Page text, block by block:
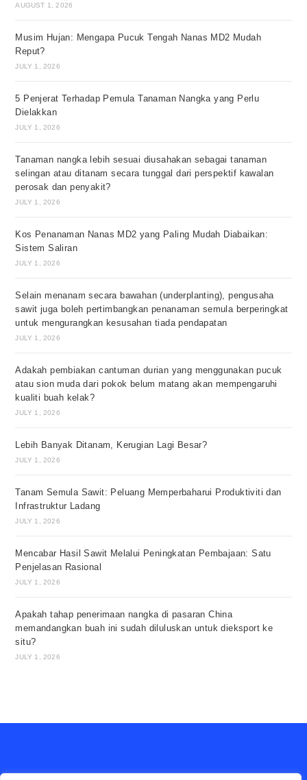
AUGUST 1, 2026
Musim Hujan: Mengapa Pucuk Tengah Nanas MD2 Mudah
Reput?
JULY 1, 2026
5 Penjerat Terhadap Pemula Tanaman Nangka yang Perlu
Dielakkan
JULY 1, 2026
Tanaman nangka lebih sesuai diusahakan sebagai tanaman
selingan atau ditanam secara tunggal dari perspektif kawalan
perosak dan penyakit?
JULY 1, 2026
Kos Penanaman Nanas MD2 yang Paling Mudah Diabaikan:
Sistem Saliran
JULY 1, 2026
Selain menanam secara bawahan (underplanting), pengusaha
sawit juga boleh pertimbangkan penanaman semula berperingkat
untuk mengurangkan kesusahan tiada pendapatan
JULY 1, 2026
Adakah pembiakan cantuman durian yang menggunakan pucuk
atau sion muda dari pokok belum matang akan mempengaruhi
kualiti buah kelak?
JULY 1, 2026
Lebih Banyak Ditanam, Kerugian Lagi Besar?
JULY 1, 2026
Tanam Semula Sawit: Peluang Memperbaharui Produktiviti dan
Infrastruktur Ladang
JULY 1, 2026
Mencabar Hasil Sawit Melalui Peningkatan Pembajaan: Satu
Penjelasan Rasional
JULY 1, 2026
Apakah tahap penerimaan nangka di pasaran China
memandangkan buah ini sudah diluluskan untuk dieksport ke
situ?
JULY 1, 2026